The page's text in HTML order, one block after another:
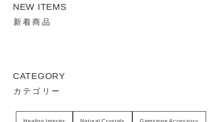
NEW ITEMS
新着商品
CATEGORY
カテゴリー